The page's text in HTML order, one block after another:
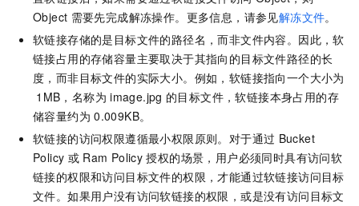
Object 需要先完成解冻操作。更多信息，请参见解冻文件。
软链接存储的是目标文件的路径名，而非文件内容。因此，软
链接占用的存储容量主要取决于其指向的目标文件路径的长
度，而非目标文件的实际大小。例如，软链接指向一个大小为
1MB，名称为 image.jpg 的目标文件，软链接本身占用的存
储容量约为 0.009KB。
软链接的访问权限遵循最小权限原则。对于通过 Bucket
Policy 或 Ram Policy 授权的场景，用户必须同时具有访问软
链接的权限和访问目标文件的权限，才能通过软链接访问目标
文件。如果用户没有访问软链接的权限，或是没有访问目标文